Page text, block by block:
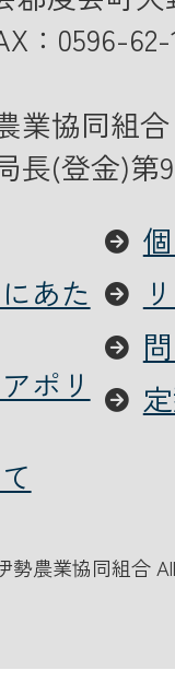
：0596-62-
業協同組合
長(登金)第
あた
ポリ
勢農業協同組合